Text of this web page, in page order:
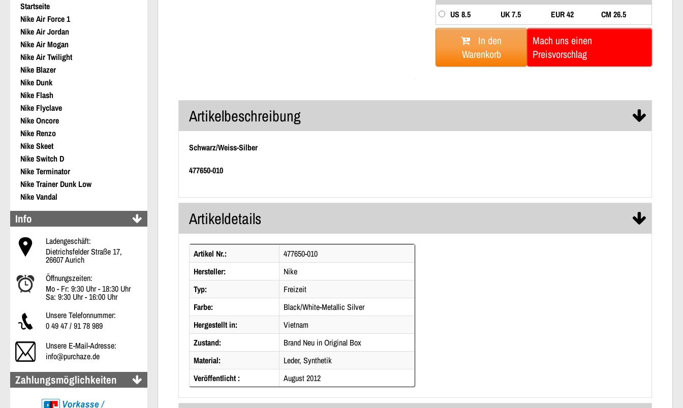
Startseite
Nike Air Force 1
Nike Air Jordan
Nike Air Mogan
Nike Air Twilight
Nike Blazer
Nike Dunk
Nike Flash
Nike Flyclave
Nike Oncore
Nike Renzo
Nike Skeet
Nike Switch D
Nike Terminator
Nike Trainer Dunk Low
Nike Vandal
Info
Ladengeschäft:
Dietrichsfelder Straße 17,
26607 Aurich
Öffnungszeiten:
Mo - Fr: 9:30 Uhr - 18:30 Uhr
Sa: 9:30 Uhr - 16:00 Uhr
Unsere Telefonnummer:
0 49 47 / 91 78 989
Unsere E-Mail-Adresse:
info@purchaze.de
Zahlungsmöglichkeiten
US 8.5 UK 7.5 EUR 42 CM 26.5
In den
Warenkorb
Mach uns einen
Preisvorschlag
Artikelbeschreibung
Schwarz/Weiss-Silber
477650-010
Artikeldetails
Artikel Nr.:
477650-010
Hersteller:
Nike
Typ:
Freizeit
Farbe:
Black/White-Metallic Silver
Hergestellt in:
Vietnam
Zustand:
Brand Neu in Original Box
Material:
Leder, Synthetik
Veröffentlicht :
August 2012